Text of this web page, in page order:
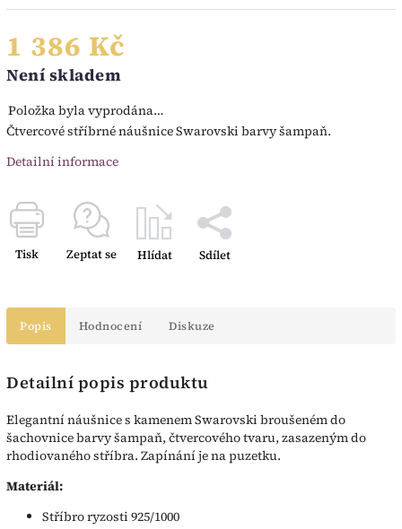
1 386 Kč
Není skladem
Položka byla vyprodána…
Čtvercové stříbrné náušnice Swarovski barvy šampaň.
Detailní informace
Tisk Zeptat se Hlídat Sdílet
Popis Hodnocení Diskuze
Detailní popis produktu
Elegantní náušnice s kamenem Swarovski broušeném do
šachovnice barvy šampaň, čtvercového tvaru, zasazeným do
rhodiovaného stříbra. Zapínání je na puzetku.
Materiál:
Stříbro ryzosti 925/1000